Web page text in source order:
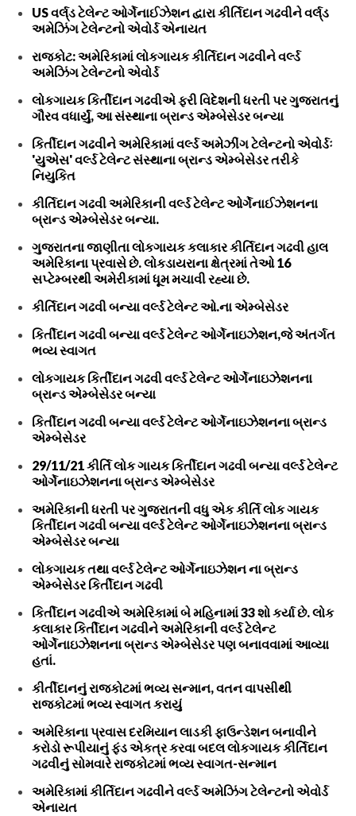
US વર્લ્‌ડ ટેલેન્ટ ઓર્ગેનાઈઝેશન દ્વારા કીર્તિદાન ગઢવીને વર્લ્‌ડ
અમેઝિંગ ટેલેન્ટનો એવોર્ડ એનાયત
રાજકોટ: અમેરિકામાં લોકગાયક કીર્તિદાન ગઢવીને વર્લ્ડ
અમેઝિંગ ટેલેન્ટનો એવોર્ડ
લોકગાયક કિર્તીદાન ગઢવીએ ફરી વિદેશની ધરતી પર ગુજરાતનું
ગૌરવ વધાર્યું, આ સંસ્થાના બ્રાન્ડ એમ્બેસેડર બન્યા
કિર્તીદાન ગઢવીને અમેરિકામાં વર્લ્ડ અમેઝીંગ ટેલેન્ટનો એવોર્ડઃ
'યુએસ' વર્લ્ડ ટેલેન્ટ સંસ્થાના બ્રાન્ડ એમ્બેસેડર તરીકે
નિયુકિત
કીર્તિદાન ગઢવી અમેરિકાની વર્લ્ડ ટેલેન્ટ ઓર્ગેનાઈઝેશનના
બ્રાન્ડ એમ્બેસેડર બન્યા.
ગુજરાતના જાણીતા લોકગાયક કલાકાર કીર્તિદાન ગઢવી હાલ
અમેરિકાના પ્રવાસે છે. લોકડાયરાના ક્ષેત્રમાં તેઓ 16
સપ્ટેમ્બરથી અમેરીકામાં ધૂમ મચાવી રહ્યા છે.
કીર્તિદાન ગઢવી બન્યા વર્લ્ડ ટેલેન્ટ ઓ.ના એમ્બેસેડર
કિર્તીદાન ગઢવી બન્યા વર્લ્ડ ટેલેન્ટ ઓર્ગેનાઇઝેશન,જે અંતર્ગત
ભવ્ય સ્વાગત
લોકગાયક કિર્તીદાન ગઢવી વર્લ્ડ ટેલેન્ટ ઓર્ગેનાઇઝેશનના
બ્રાન્ડ એમ્બેસેડર બન્યા
કિર્તીદાન ગઢવી બન્યા વર્લ્ડ ટેલેન્ટ ઓર્ગેનાઇઝેશનના બ્રાન્ડ
એમ્બેસેડર
29/11/21 કીર્તિ લોક ગાયક કિર્તીદાન ગઢવી બન્યા વર્લ્ડ ટેલેન્ટ
ઓર્ગેનાઇઝેશનના બ્રાન્ડ એમ્બેસેડર
અમેરિકાની ધરતી પર ગુજરાતની વધુ એક કીર્તિ લોક ગાયક
કિર્તીદાન ગઢવી બન્યા વર્લ્ડ ટેલેન્ટ ઓર્ગેનાઇઝેશનના બ્રાન્ડ
એમ્બેસેડર બન્યા
લોકગાયક તથા વર્લ્ડ ટેલેન્ટ ઓર્ગેનાઇઝેશન ના બ્રાન્ડ
એમ્બેસેડર કિર્તીદાન ગઢવી
કિર્તીદાન ગઢવીએ અમેરિકામાં બે મહિનામાં 33 શો કર્યા છે. લોક
કલાકાર કિર્તીદાન ગઢવીને અમેરિકાની વર્લ્ડ ટેલેન્ટ
ઓર્ગેનાઇઝેશનના બ્રાન્ડ એમ્બેસેડર પણ બનાવવામાં આવ્યા
હતાં.
કીર્તીદાનનું રાજકોટમાં ભવ્ય સન્માન, વતન વાપસીથી
રાજકોટમાં ભવ્ય સ્વાગત કરાયું
અમેરિકાના પ્રવાસ દરમિયાન લાડકી ફાઉન્ડેશન બનાવીને
કરોડો રૂપીયાનું ફંડ એકત્ર કરવા બદલ લોકગાયક કીર્તિદાન
ગઢવીનું સોમવારે રાજકોટમાં ભવ્ય સ્વાગત-સન્માન
અમેરિકામાં કીર્તિદાન ગઢવીને વર્લ્ડ અમેઝિંગ ટેલેન્ટનો એવોર્ડ
એનાયત